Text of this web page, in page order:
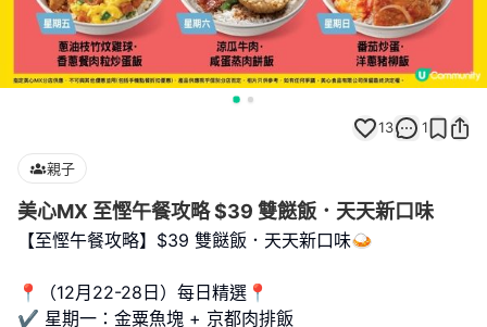
13 1
親子
美心MX 至慳午餐攻略 $39 雙餸飯．天天新口味
【至慳午餐攻略】$39 雙餸飯．天天新口味🍛
📍（12月22-28日）每日精選📍
✔️ 星期一：金粟魚塊 + 京都肉排飯